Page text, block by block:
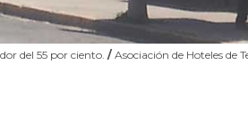
del 55 por ciento. / Asociación de Hoteles de